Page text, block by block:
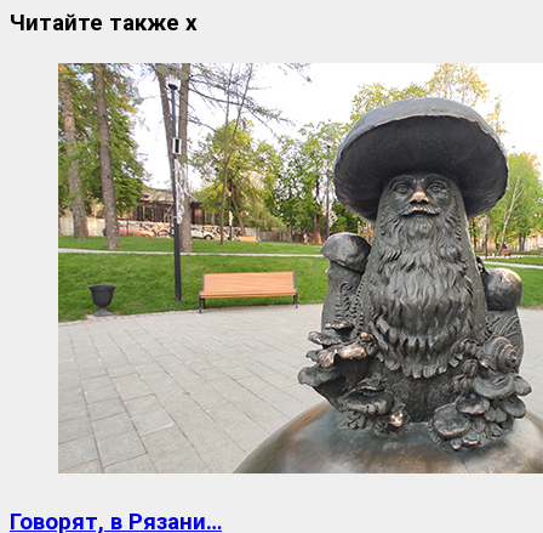
Читайте также x
Говорят, в Рязани…